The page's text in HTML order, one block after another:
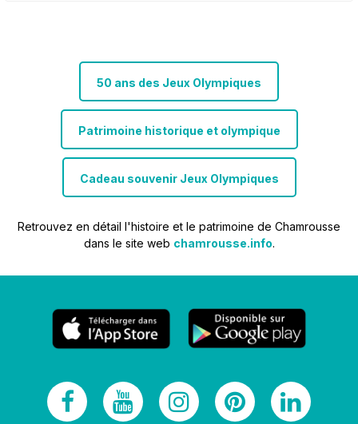
50 ans des Jeux Olympiques
Patrimoine historique et olympique
Cadeau souvenir Jeux Olympiques
Retrouvez en détail l'histoire et le patrimoine de Chamrousse
dans le site web chamrousse.info.